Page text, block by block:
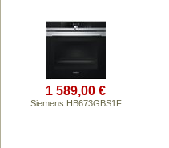
1 589,00 €
Siemens HB673GBS1F